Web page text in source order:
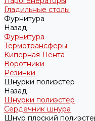
Гладильные столы
Фурнитура
Назад
Фурнитура
Термотрансферы
Киперная Лента
Воротники
Резинки
Шнурки полиэстер
Назад
Шнурки полиэстер
Сердечник шнура
Шнур плоский